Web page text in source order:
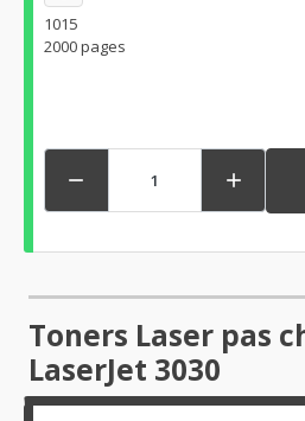
1015
2000 pages
 
Toners Laser pas
LaserJet 3030